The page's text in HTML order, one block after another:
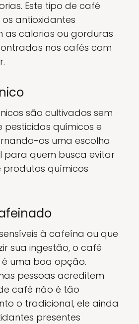
Este tipo de café
antioxidantes
as calorias ou gorduras
nos cafés com
são cultivados sem
pesticidas químicos e
os uma escolha
para quem busca evitar
produtos químicos
à cafeína ou que
sua ingestão, o café
uma boa opção.
pessoas acreditem
café não é tão
o tradicional, ele ainda
presentes